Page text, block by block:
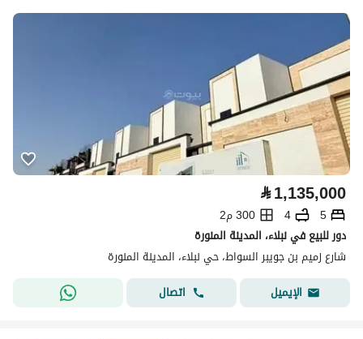
⃁1,135,000
5
4
300 م2
دور للبيع في نبلاء، المدينة المنورة
شارع زميم بن جويبر السواط، حي نبلاء، المدينة المنورة
الإيميل
اتصال